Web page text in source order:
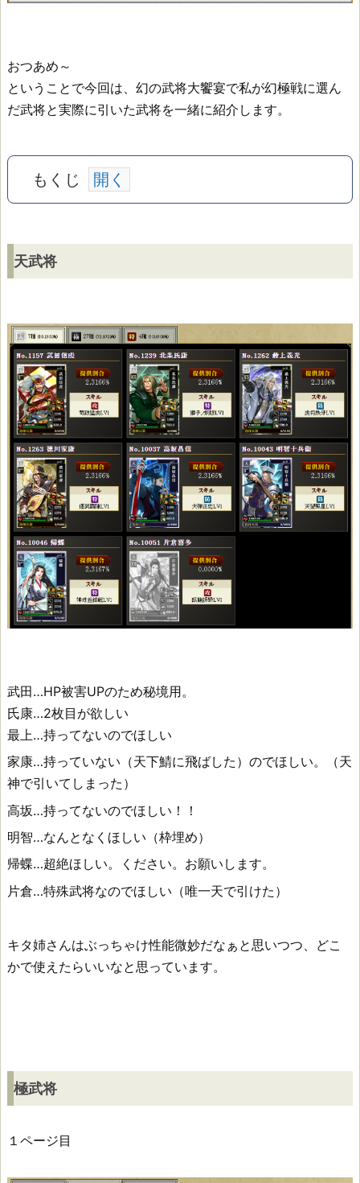
おつあめ～
ということで今回は、幻の武将大饗宴で私が幻極戦に選ん
だ武将と実際に引いた武将を一緒に紹介します。
もくじ
天
武
極
武
将
特
武
将
天武将
武田…HP被害UPのため秘境用。
氏康…2枚目が欲しい
最上…持ってないのでほしい
家康…持っていない（天下鯖に飛ばした）のでほしい。（天
神で引いてしまった）
高坂…持ってないのでほしい！！
明智…なんとなくほしい（枠埋め）
帰蝶…超絶ほしい。ください。お願いします。
片倉…特殊武将なのでほしい（唯一天で引けた）
キタ姉さんはぶっちゃけ性能微妙だなぁと思いつつ、どこ
かで使えたらいいなと思っています。
極武将
１ページ目